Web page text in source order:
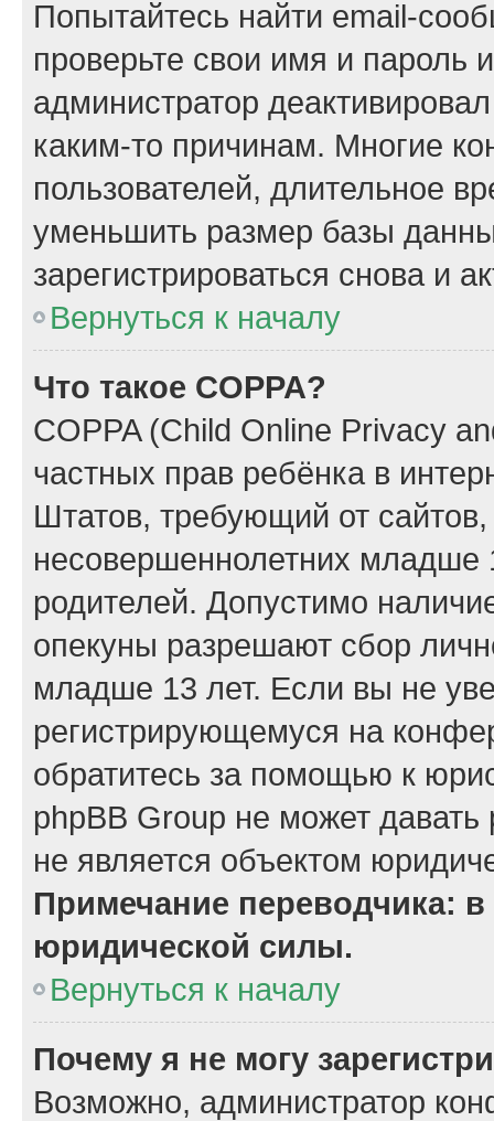
Попытайтесь найти email-
проверьте свои имя и пароль
администратор
каким-то причинам. Многие
пользователей, длительное
уменьшить размер базы
зарегистрироваться снова и
Вернуться к началу
Что такое COPPA?
COPPA (Child Online Privacy
частных прав ребёнка в
Штатов, требующий от
несовершеннолетних младше
родителей. Допустимо
опекуны разрешают сбор
младше 13 лет. Если вы не
регистрирующемуся на
обратитесь за помощью к
phpBB Group не может
не является объектом
Примечание переводчика:
юридической силы.
Вернуться к началу
Почему я не могу
Возможно, администратор